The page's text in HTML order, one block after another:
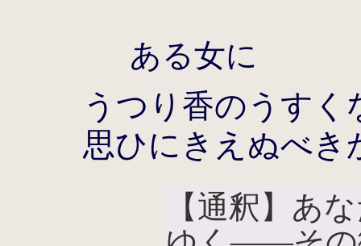
ある女に
うつり香のうす
思ひにきえぬべき
【通釈】あ